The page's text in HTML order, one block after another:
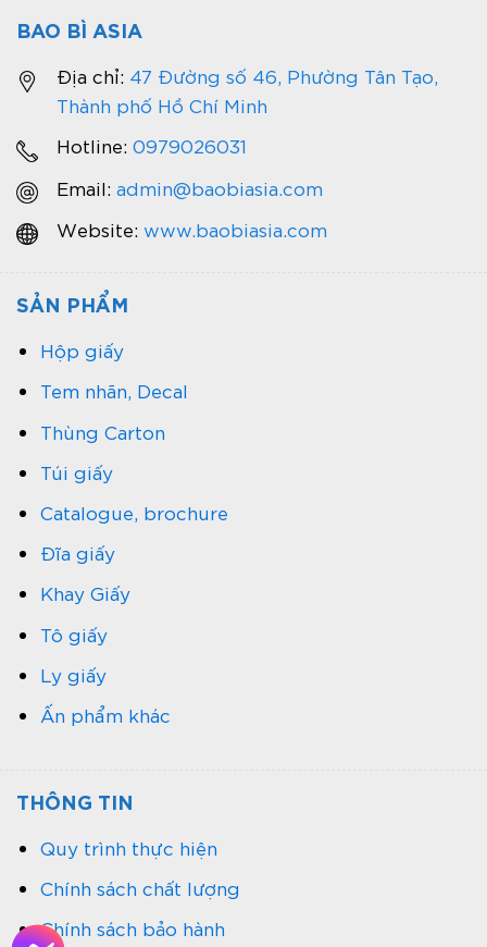
BAO BÌ ASIA
Địa chỉ: 47 Đường số 46, Phường Tân Tạo,
Thành phố Hồ Chí Minh
Hotline: 0979026031
Email: admin@baobiasia.com
Website: www.baobiasia.com
SẢN PHẨM
Hộp giấy
Tem nhãn, Decal
Thùng Carton
Túi giấy
Catalogue, brochure
Đĩa giấy
Khay Giấy
Tô giấy
Ly giấy
Ấn phẩm khác
THÔNG TIN
Quy trình thực hiện
Chính sách chất lượng
Chính sách bảo hành